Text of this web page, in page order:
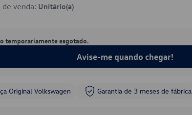
de venda: Unitário(a)
temporariamente esgotado.
Avise-me quando chegar!
Original Volkswagen Garantia de 3 meses de fábrica